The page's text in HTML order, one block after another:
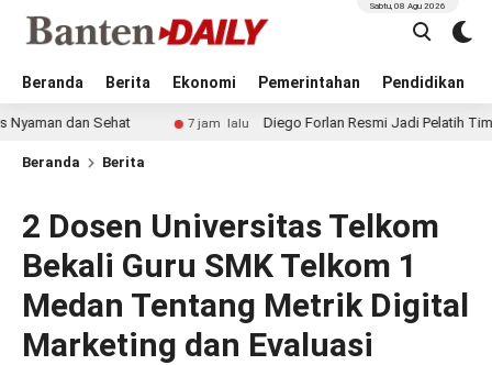
Beranda Berita Ekonomi Pemerintahan Pendidikan
Sabtu, 08 Agu 2026
Sehat 7 jam lalu Diego Forlan Resmi Jadi Pelatih Timnas
Beranda Berita
2 Dosen Universitas Telkom
Bekali Guru SMK Telkom 1
Medan Tentang Metrik Digital
Marketing dan Evaluasi